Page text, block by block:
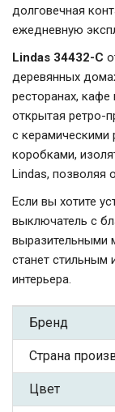
долговечная
ежедневную
Lindas 34432-C
деревянных
ресторанах, кафе
открытая ретро-
с керамическими
коробками,
Lindas, позволяя
Если вы хотите
выключатель с
выразительными
станет стильным
интерьера.
Бренд
Страна
Цвет